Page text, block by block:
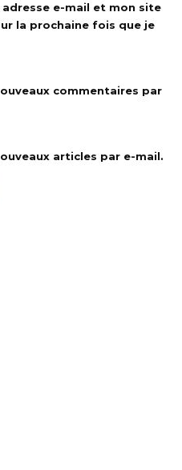
e-mail et mon site
la prochaine fois que je
commentaires par
articles par e-mail.